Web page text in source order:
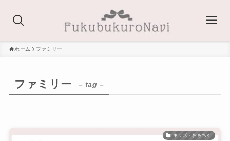
ホーム ファミリー
ファミリー – tag –
キッズ・おもちゃ